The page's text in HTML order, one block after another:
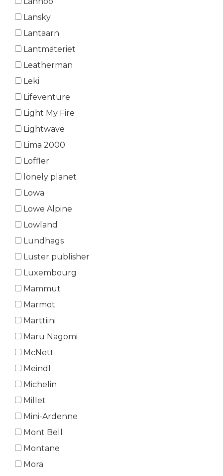
Lansky
Lantaarn
Lantmäteriet
Leatherman
Leki
Lifeventure
Light My Fire
Lightwave
Lima 2000
Loffler
lonely planet
Lowa
Lowe Alpine
Lowland
Lundhags
Luster publisher
Luxembourg
Mammut
Marmot
Marttiini
Maru Nagomi
McNett
Meindl
Michelin
Millet
Mini-Ardenne
Mont Bell
Montane
Mora